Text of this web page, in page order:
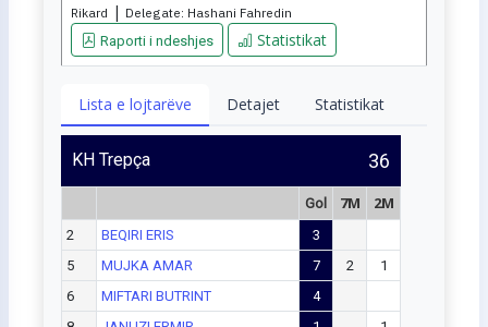
Rikard | Delegate: Hashani Fahredin
Raporti i ndeshjes
Statistikat
Lista e lojtarëve Detajet Statistikat
KH Trepça 36
Gol 7M 2M
2 BEQIRI ERIS
3
5
MUJKA AMAR 7 2
1
6
MIFTARI BUTRINT
4